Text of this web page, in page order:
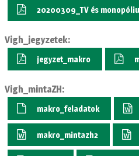
20200309_TV és
Vigh_jegyzetek:
jegyzet_makro
Vigh_mintaZH:
makro_feladatok
makro_mintazh2